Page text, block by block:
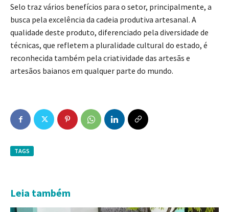
Selo traz vários benefícios para o setor, principalmente, a
busca pela excelência da cadeia produtiva artesanal. A
qualidade deste produto, diferenciado pela diversidade de
técnicas, que refletem a pluralidade cultural do estado, é
reconhecida também pela criatividade das artesãs e
artesãos baianos em qualquer parte do mundo.
TAGS
Leia também